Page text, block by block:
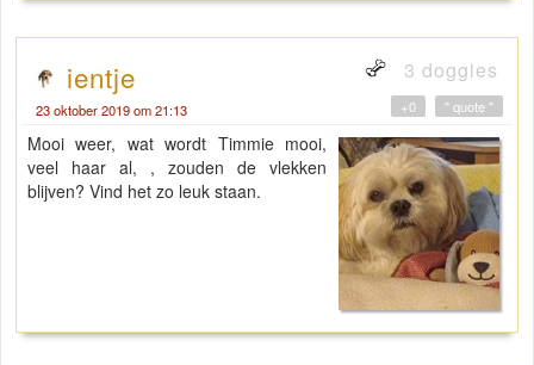
ientje 3 doggies
23 oktober 2019 om 21:13 " quote "
+0
Mooi weer, wat wordt Timmie mooi,
veel haar al, , zouden de vlekken
blijven? Vind het zo leuk staan.